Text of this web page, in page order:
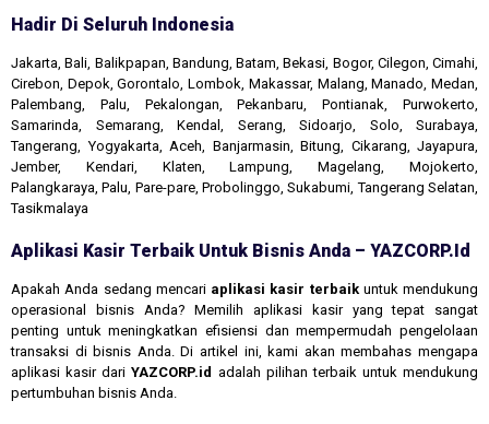
Hadir Di Seluruh Indonesia
Jakarta, Bali, Balikpapan, Bandung, Batam, Bekasi, Bogor, Cilegon, Cimahi,
Cirebon, Depok, Gorontalo, Lombok, Makassar, Malang, Manado, Medan,
Palembang, Palu, Pekalongan, Pekanbaru, Pontianak, Purwokerto,
Samarinda, Semarang, Kendal, Serang, Sidoarjo, Solo, Surabaya,
Tangerang, Yogyakarta, Aceh, Banjarmasin, Bitung, Cikarang, Jayapura,
Jember, Kendari, Klaten, Lampung, Magelang, Mojokerto,
Palangkaraya, Palu, Pare-pare, Probolinggo, Sukabumi, Tangerang Selatan,
Tasikmalaya
Aplikasi Kasir Terbaik Untuk Bisnis Anda – YAZCORP.id
Apakah Anda sedang mencari aplikasi kasir terbaikuntuk mendukung
operasional bisnis Anda? Memilih aplikasi kasir yang tepat sangat
penting untuk meningkatkan efisiensi dan mempermudah pengelolaan
transaksi di bisnis Anda. Di artikel ini, kami akan membahas mengapa
aplikasi kasir dariYAZCORP.id adalah pilihan terbaik untuk mendukung
pertumbuhan bisnis Anda.